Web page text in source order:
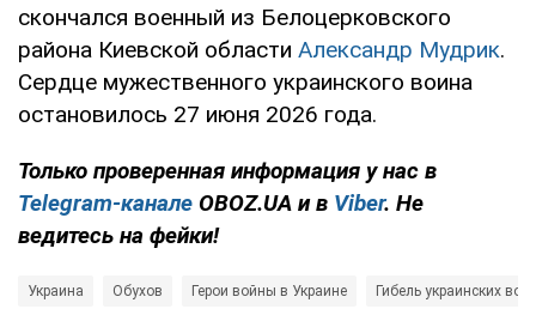
скончался военный из Белоцерковского
района Киевской области Александр Мудрик.
Сердце мужественного украинского воина
остановилось 27 июня 2026 года.
Только проверенная информация у нас в
Telegram-канале OBOZ.UA и в Viber. Не
ведитесь на фейки!
Украина Обухов Герои войны в Украине Гибель украинских